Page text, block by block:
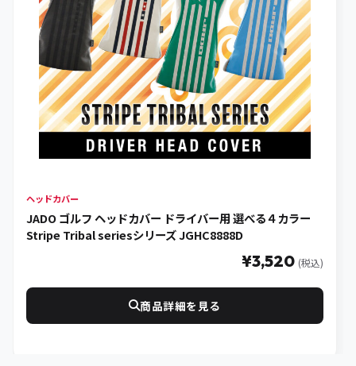
ヘッドカバー
JADO ゴルフ ヘッドカバー ドライバー用 選べる４カラー
Stripe Tribal seriesシリーズ JGHC8888D
¥3,520 (税込)
商品詳細を見る